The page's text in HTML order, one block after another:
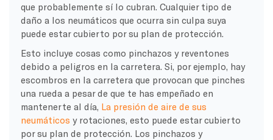
que probablemente sí lo cubran. Cualquier tipo de
daño a los neumáticos que ocurra sin culpa suya
puede estar cubierto por su plan de protección.
Esto incluye cosas como pinchazos y reventones
debido a peligros en la carretera. Si, por ejemplo, hay
escombros en la carretera que provocan que pinches
una rueda a pesar de que te has empeñado en
mantenerte al día, La presión de aire de sus
neumáticos y rotaciones, esto puede estar cubierto
por su plan de protección. Los pinchazos y